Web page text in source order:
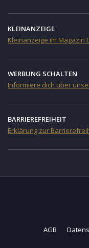
KLEINANZEIGE
Kleinanzeige im Magazin
WERBUNG SCHALTEN
Informiere dich über
BARRIEREFREIHEIT
Erklärung zur
AGB